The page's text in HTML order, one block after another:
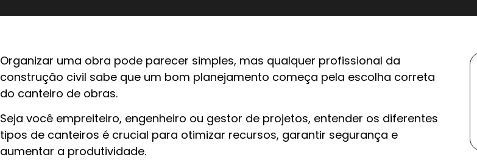
Organizar uma obra pode parecer simples, mas qualquer profissional da
construção civil sabe que um bom planejamento começa pela escolha correta
do canteiro de obras.
Seja você empreiteiro, engenheiro ou gestor de projetos, entender os diferentes
tipos de canteiros é crucial para otimizar recursos, garantir segurança e
aumentar a produtividade.